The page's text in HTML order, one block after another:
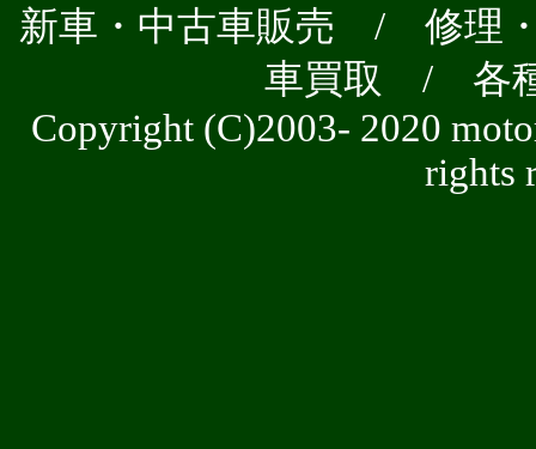
新車・中古車販売 / 修
車買取 / 各
Copyright (C)2003- 2020
rights